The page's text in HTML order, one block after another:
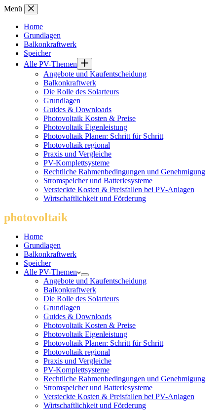
Zum
springen
Menü
Home
Grundlagen
Balkonkraftwerk
Speicher
Alle PV-Themen
Angebote und Kaufentscheidung
Balkonkraftwerk
Die Rolle des Solarteurs
Grundlagen
Guides & Downloads
Photovoltaik Kosten & Preise
Photovoltaik Eigenleistung
Photovoltaik Planen: Schritt für Schritt
Photovoltaik regional
Praxis und Vergleiche
PV-Komplettsysteme
Rechtliche Rahmenbedingungen und Genehmigung
Stromspeicher und Batteriesysteme
Versteckte Kosten & Preisfallen bei PV-Anlagen
Wirtschaftlichkeit und Förderung
photovoltaik
Home
Grundlagen
Balkonkraftwerk
Speicher
Alle PV-Themen
Angebote und Kaufentscheidung
Balkonkraftwerk
Die Rolle des Solarteurs
Grundlagen
Guides & Downloads
Photovoltaik Kosten & Preise
Photovoltaik Eigenleistung
Photovoltaik Planen: Schritt für Schritt
Photovoltaik regional
Praxis und Vergleiche
PV-Komplettsysteme
Rechtliche Rahmenbedingungen und Genehmigung
Stromspeicher und Batteriesysteme
Versteckte Kosten & Preisfallen bei PV-Anlagen
Wirtschaftlichkeit und Förderung